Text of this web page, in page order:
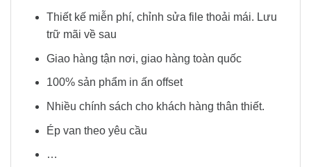
Thiết kế miễn phí, chỉnh sửa file thoải mái. Lưu
trữ mãi về sau
Giao hàng tận nơi, giao hàng toàn quốc
100% sản phẩm in ấn offset
Nhiều chính sách cho khách hàng thân thiết.
Ép van theo yêu cầu
…